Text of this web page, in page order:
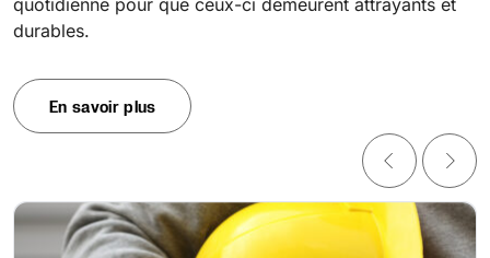
quotidienne pour que ceux-ci demeurent attrayants et
durables.
En savoir plus